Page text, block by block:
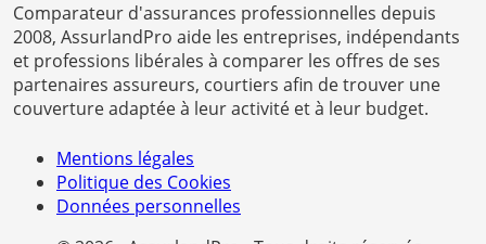
Comparateur d'assurances professionnelles depuis
2008, AssurlandPro aide les entreprises, indépendants
et professions libérales à comparer les offres de ses
partenaires assureurs, courtiers afin de trouver une
couverture adaptée à leur activité et à leur budget.
Mentions légales
Politique des Cookies
Données personnelles